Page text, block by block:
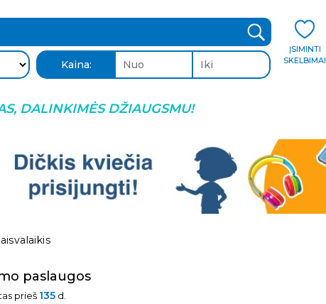
ĮSIMINTI
SKELBIMAI
DALINKIMĖS DŽIAUGSMU!
paslaugos
prieš 135 d.